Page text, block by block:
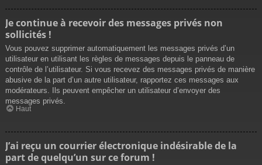
Je continue à recevoir des messages privés non
sollicités !
Vous pouvez supprimer automatiquement les messages privés d’un
utilisateur en utilisant les règles de messages depuis le panneau de
contrôle de l’utilisateur. Si vous recevez des messages privés de manière
abusive de la part d’un autre utilisateur, rapportez ces messages aux
modérateurs. Ils peuvent empêcher un utilisateur d’envoyer des
messages privés.
Haut
J’ai reçu un courrier électronique indésirable de la
part de quelqu’un sur ce forum !